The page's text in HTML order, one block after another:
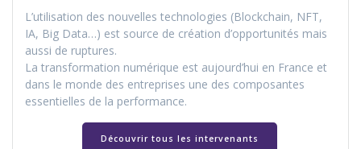
L’utilisation des nouvelles technologies (Blockchain, NFT,
IA, Big Data…) est source de création d’opportunités mais
aussi de ruptures.
La transformation numérique est aujourd’hui en France et
dans le monde des entreprises une des composantes
essentielles de la performance.
Découvrir tous les intervenants